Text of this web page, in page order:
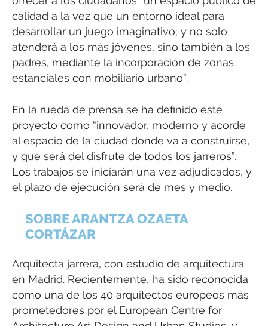
calidad a la vez que un entorno ideal para
desarrollar un juego imaginativo; y no solo
atenderá a los más jóvenes, sino también a los
padres, mediante la incorporación de zonas
estanciales con mobiliario urbano”.
En la rueda de prensa se ha definido este
proyecto como “innovador, moderno y acorde
al espacio de la ciudad donde va a construirse,
y que será del disfrute de todos los jarreros”.
Los trabajos se iniciarán una vez adjudicados, y
el plazo de ejecución será de mes y medio.
SOBRE ARANTZA OZAETA
CORTÁZAR
Arquitecta jarrera, con estudio de arquitectura
en Madrid. Recientemente, ha sido reconocida
como una de los 40 arquitectos europeos más
prometedores por el European Centre for